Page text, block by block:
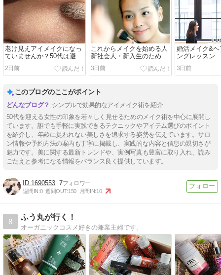
老け見えアイメイクになっ
ていませんか？50代は避け
た方がよい、老け見えアイ
メイク３選
2日前
これからメイクを始める人
新社会人・新入生のための
ファーストメイク・スキン
ケアレッスン＆コンサル』
3日前
婚活メイク&
ングレッスン
3日前
このブログのここがポイント
シンプルで効果的なアイメイク術を紹介
50代を迎える女性の印象を若々しく見せるためのメイク術を中心に展開し
ています。誰でも手軽に実践できるテクニックやアイテム選びのポイント
を紹介し、年齢に捉われない美しさを追求する姿勢を伝えています。サロ
ン情報や予約方法の案内も丁寧に掲載し、実践的な内容と信息の親切さが
魅力です。美に関する最新トレンドや、実例写真も豊富に取り入れ、読み
ごたえと参考になる情報をバランス良く提供しています。
1690553 7
週間IN:0 週間OUT:150 月間IN:10
8
ふう丸が行く！
オーガニックコスメ好きの兼業主婦です。